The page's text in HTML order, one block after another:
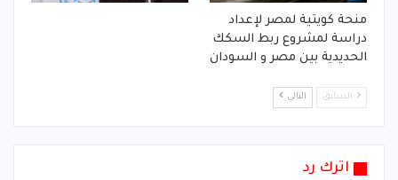
منحة كويتية لمصر لإعداد
دراسة لمشروع ربط السكك
الحديدية بين مصر و السودان
السابق التالي
اترك رد